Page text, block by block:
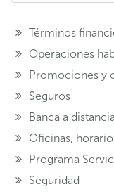
Términos
Operaciones
Promociones y
Seguros
Banca a distancia
Oficinas,
Programa
Seguridad